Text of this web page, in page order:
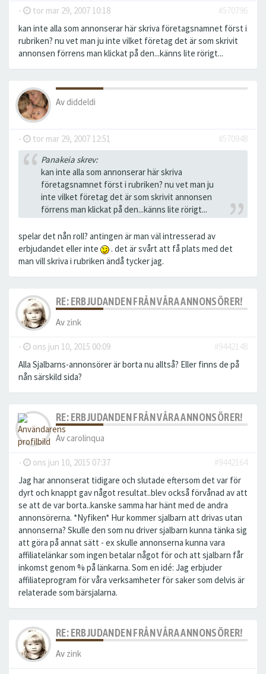
- tor mar 29, 2007 10:18
#570796
kan inte alla som annonserar här skriva företagsnamnet först i
rubriken? nu vet man ju inte vilket företag det är som skrivit
annonsen förrens man klickat på den...känns lite rörigt...
Av diddeldi
- tor mar 29, 2007 12:51
#570948
Panakeia skrev:
kan inte alla som annonserar här skriva
företagsnamnet först i rubriken? nu vet man ju
inte vilket företag det är som skrivit annonsen
förrens man klickat på den...känns lite rörigt...
spelar det nån roll? antingen är man väl intresserad av
erbjudandet eller inte
. det är svårt att få plats med det
man vill skriva i rubriken ändå tycker jag.
RE: ERBJUDANDEN FRÅN VÅRA ANNONSÖRER!
Av zink
- ons jun 10, 2015 00:09
#9442148
Alla Sjalbarns-annonsörer är borta nu alltså? Eller finns de på
nån särskild sida?
RE: ERBJUDANDEN FRÅN VÅRA ANNONSÖRER!
Av carolinqua
- ons jun 10, 2015 07:37
#9442164
Jag har annonserat tidigare och slutade eftersom det var för
dyrt och knappt gav något resultat..blev också förvånad av att
se att de var borta..kanske samma har hänt med de andra
annonsörerna. *Nyfiken* Hur kommer sjalbarn att drivas utan
annonserna? Skulle den som nu driver sjalbarn kunna tänka sig
att göra på annat sätt - ex skulle annonserna kunna vara
affiliatelänkar som ingen betalar något för och att sjalbarn får
inkomst genom % på länkarna. Som en idé: Jag erbjuder
affiliateprogram för våra verksamheter för saker som delvis är
relaterade som bärsjalarna.
RE: ERBJUDANDEN FRÅN VÅRA ANNONSÖRER!
Av zink